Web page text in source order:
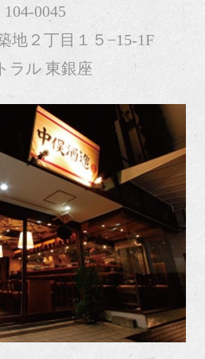
104-0045
地２丁目１５−15-1F
ラル 東銀座